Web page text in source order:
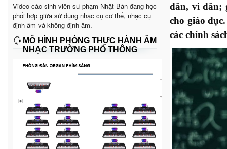
Video các sinh viên sư phạm Nhật Bản đang học
phối hợp giữa sử dụng nhạc cụ cơ thể, nhạc cụ
định âm và không định âm.
MÔ HÌNH PHÒNG THỰC HÀNH ÂM
NHẠC TRƯỜNG PHỔ THÔNG
dân, vì dân;
cho giáo
các chính